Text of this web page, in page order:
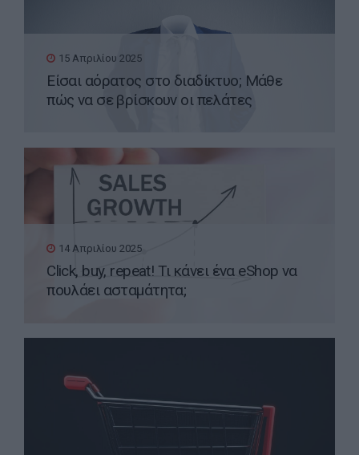
15 Απριλίου 2025
Είσαι αόρατος στο διαδίκτυο; Μάθε
πώς να σε βρίσκουν οι πελάτες
14 Απριλίου 2025
Click, buy, repeat! Τι κάνει ένα eShop να
πουλάει ασταμάτητα;